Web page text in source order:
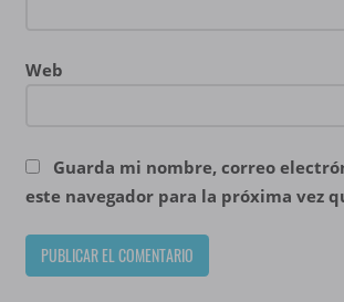
Web
Guarda mi nombre, correo
este navegador para la próxima vez